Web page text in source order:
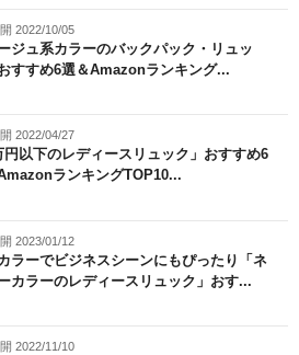
2022/10/05
ージュ系カラーのバックパック・リュッ
すすめ6選＆Amazonランキング...
2022/04/27
円以下のレディースリュック」おすすめ6
ランキングTOP10...
2023/01/12
カラーでビジネスシーンにもぴったり「ネ
カラーのレディースリュック」おす...
2022/11/10